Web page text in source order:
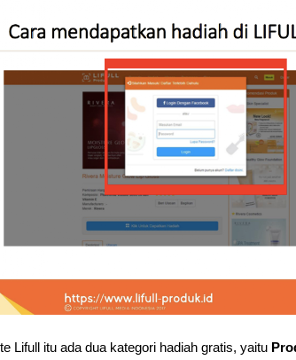
Lifull itu ada dua kategori hadiah gratis, yaitu